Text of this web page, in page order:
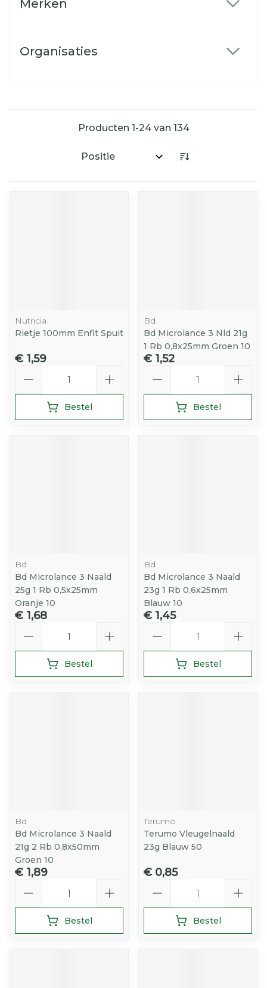
Merken
Organisaties
Producten 1-24van 134
Sorteer op:
Nutricia
Rietje 100mm Enfit Spuit
€ 1,59
Bestel
Bd
Bd Microlance 3 Nld 21g
1 Rb 0,8x25mm Groen 10
€ 1,52
Bestel
Bd
Bd Microlance 3 Naald
25g 1 Rb 0,5x25mm
Oranje 10
€ 1,68
Bestel
Bd
Bd Microlance 3 Naald
23g 1 Rb 0,6x25mm
Blauw 10
€ 1,45
Bestel
Bd
Bd Microlance 3 Naald
21g 2 Rb 0,8x50mm
Groen 10
€ 1,89
Bestel
Terumo
Terumo Vleugelnaald
23g Blauw 50
€ 0,85
Bestel